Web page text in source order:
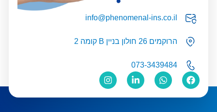
info@phenomenal-ins.co.il
הרוקמים 26 חולון בניין B קומה 2
073-3439484